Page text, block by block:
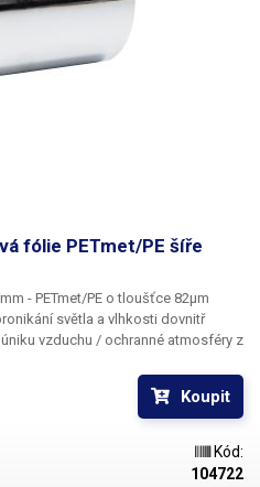
fólie PETmet/PE šíře
- PETmet/PE o tloušťce 82µm
světla a vlhkosti dovnitř
vzduchu / ochranné atmosféry z
dlouhodobě uskladněny anebo
Uvnitř uzavřeného obalu vzniká
či zastavuje degradaci
přípravky či ochrannou
Koupit
Kód:
104722